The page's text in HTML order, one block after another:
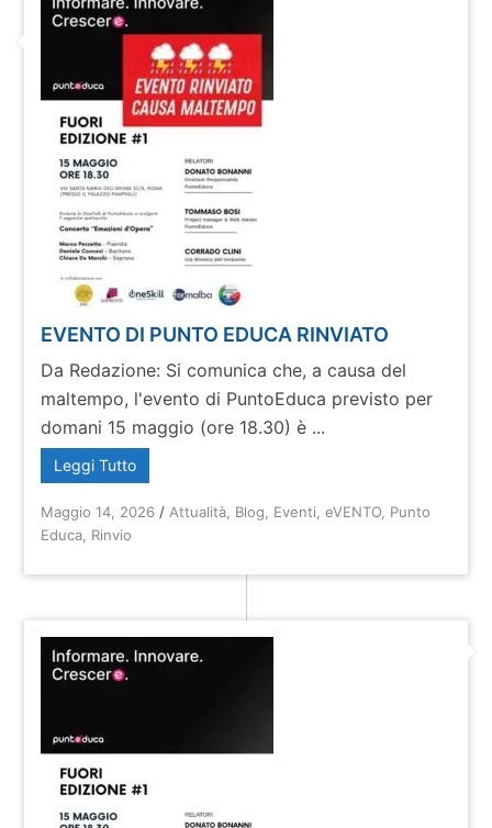
EVENTO DI PUNTO EDUCA RINVIATO
Da Redazione: Si comunica che, a causa del
maltempo, l'evento di PuntoEduca previsto per
domani 15 maggio (ore 18.30) è ...
Leggi Tutto
Maggio 14, 2026 / Attualità Blog Eventi ,eVENTO Punto
Educa Rinvio